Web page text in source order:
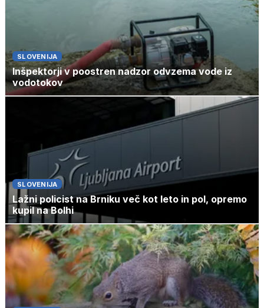
SLOVENIJA
Inšpektorji v poostren nadzor odvzema vode iz
vodotokov
SLOVENIJA
Lažni policist na Brniku več kot leto in pol, opremo
kupil na Bolhi